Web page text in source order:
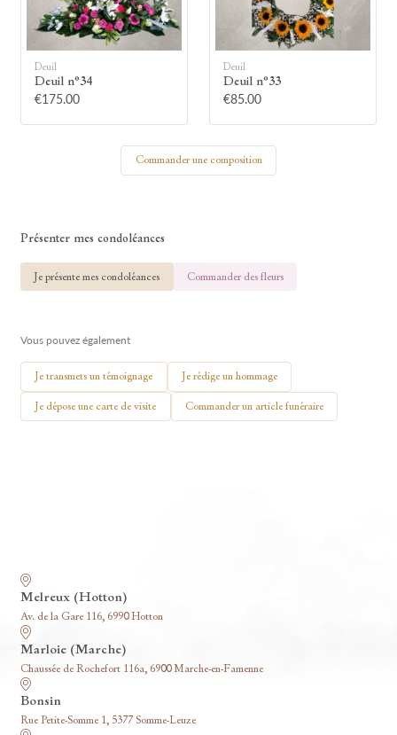
Votre prénom
Votre nom
🕯 Allumer ma bougie
Deuil
Deuil n°34
€175.00
Deuil
Deuil n°33
€85.00
Commander une composition
Présenter mes condoléances
Je présente mes condoléances Commander des fleurs
Vous pouvez également
Je transmets un témoignage Je rédige un hommage
Je dépose une carte de visite Commander un article funéraire
Melreux (Hotton)
Av. de la Gare 116, 6990 Hotton
Marloie (Marche)
Chaussée de Rochefort 116a, 6900 Marche-en-Famenne
Bonsin
Rue Petite-Somme 1, 5377 Somme-Leuze